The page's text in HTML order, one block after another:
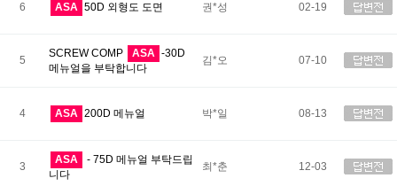
6 ASA 50D 외형도 도면 권*성 02-19
5
SCREW COMP ASA -30D
메뉴얼을 부탁합니다
김*오 07-10
4 ASA 200D 메뉴얼 박*일 08-13
3
ASA
- 75D 메뉴얼 부탁드립
니다
최*춘 12-03